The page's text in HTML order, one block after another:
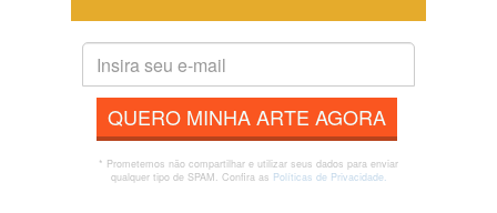
QUERO MINHA ARTE AGORA
* Prometemos não compartilhar e utilizar seus dados para enviar
qualquer tipo de SPAM. Confira as Políticas de Privacidade.